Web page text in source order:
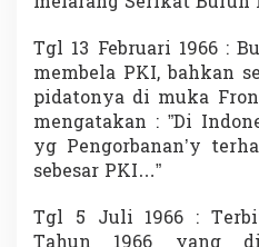
Tgl 13 Februari 1966 :
membela PKI, bahkan
pidatonya di muka
mengatakan : ”Di
yg Pengorbanan’y
sebesar PKI…”
Tgl 5 Juli 1966 :